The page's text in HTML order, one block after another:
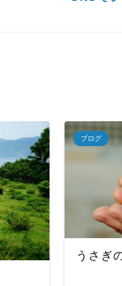
ブログ
うさぎ